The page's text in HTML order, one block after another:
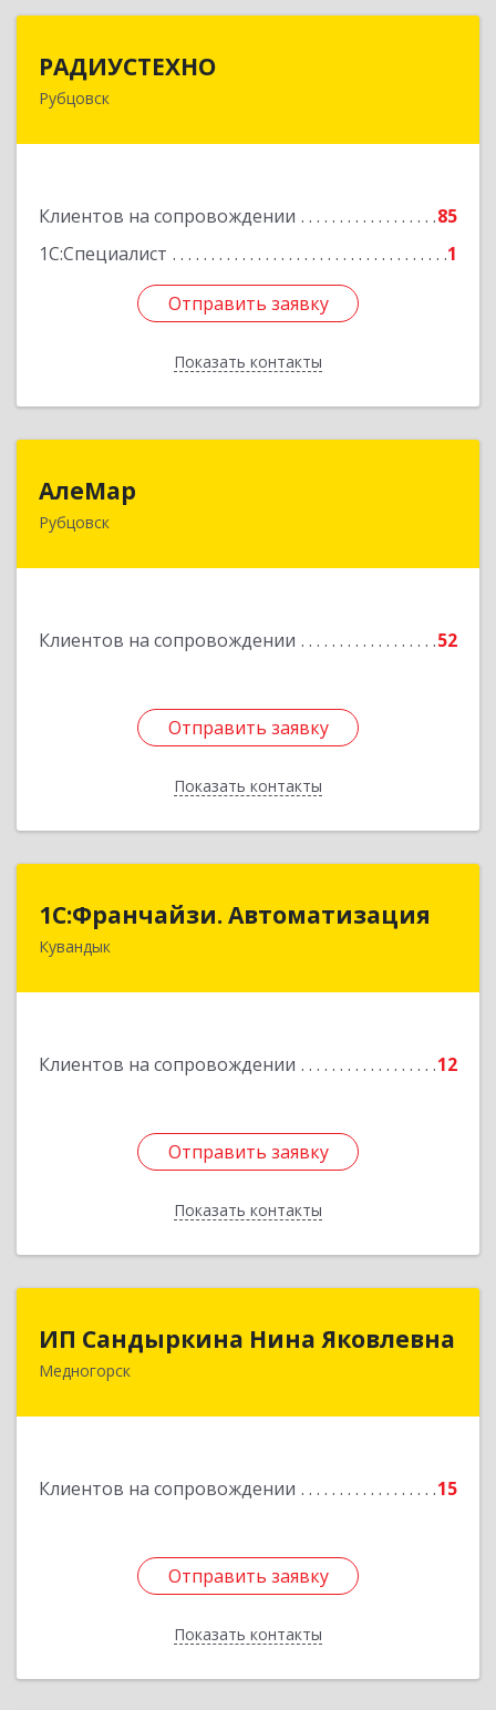
РАДИУСТЕХНО
Рубцовск
Клиентов на сопровождении
85
1С:Специалист
1
Отправить заявку
Показать контакты
658225, Алтайский край, Рубцовск г, Ленина пр-
Отправить заявку
Назад
АлеМар
Рубцовск
Клиентов на сопровождении 52
Отправить заявку
Показать контакты
Отправить заявку
Назад
1С:Франчайзи. Автоматизация
Кувандык
Клиентов на сопровождении 12
Отправить заявку
Показать контакты
1С:Франчайзи. Автоматизация
462220, Оренбургская обл, Кувандыкский р-н,
Отправить заявку
Назад
ИП Сандыркина Нина Яковлевна
Медногорск
Клиентов на сопровождении 15
Отправить заявку
Показать контакты
462270, Оренбургская обл, Медногорск г,
Отправить заявку
Назад